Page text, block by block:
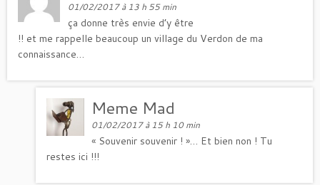
01/02/2017 à 13 h 55 min
ça donne très envie d’y être
!! et me rappelle beaucoup un village du Verdon de ma
connaissance…
Meme Mad
01/02/2017 à 15 h 10 min
« Souvenir souvenir ! »… Et bien non ! Tu
restes ici !!!